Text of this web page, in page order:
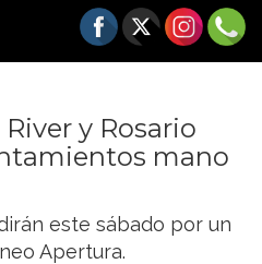
y Rosario
mano
este sábado por un
Apertura.